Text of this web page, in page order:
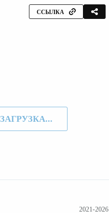
ССЫЛКА
ЗАГРУЗКА...
2021-2026